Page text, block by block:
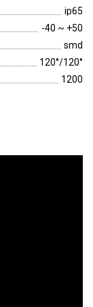
ip65
-40 ~ +50
smd
120°/120°
1200